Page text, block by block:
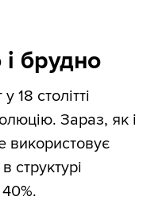
брудно
18 столітті
Зараз, як і
використовує
структурі